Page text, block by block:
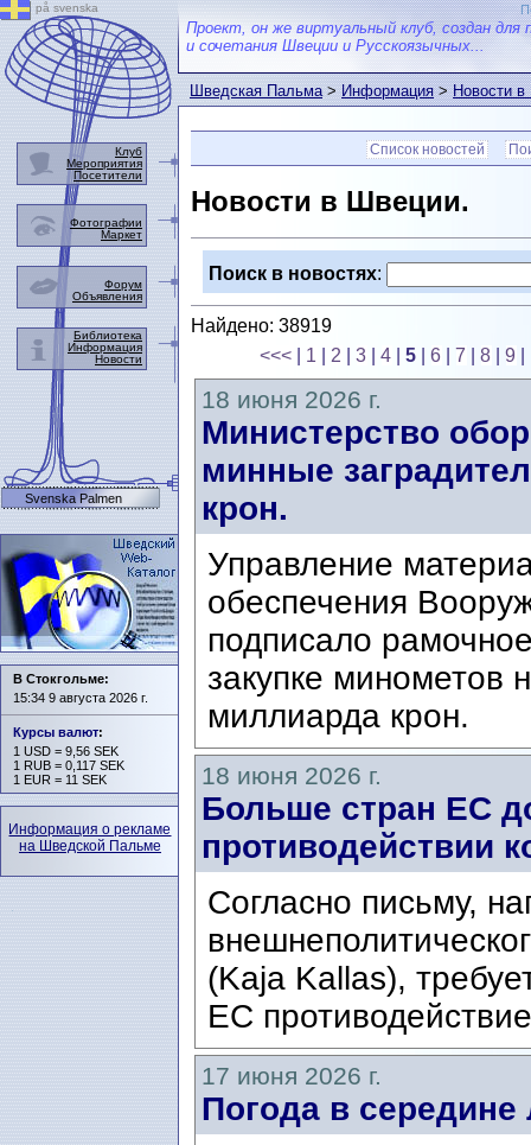
Проект, он же виртуальный клуб, создан для
и сочетания Швеции и Русскоязычных...
Шведская Пальма>Информация>Новости
Список новостей
Новости в Швеции.
Поиск в новостях:
Найдено: 38919
<<<
1 2 |3 |4 |5 |6 |7 |8 |9
18 июня 2026 г.
Министерство
минные
крон.
Управление
обеспечения
подписало
закупке
миллиарда крон.
18 июня 2026 г.
Больше стран ЕС
противодействии
Согласно письму,
(Kaja Kallas),
ЕС
17 июня 2026 г.
Погода в середине
på svenska
Клуб
Мероприятия
Посетители
Фотографии
Маркет
Форум
Объявления
Библиотека
Информация
Новости
Svenska Palmen
В Стокгольме:
15:34 9 августа 2026 г.
Курсы валют:
1 USD = 9,56 SEK
1 RUB = 0,117 SEK
1 EUR = 11 SEK
Информация о рекламе
на Шведской Пальме